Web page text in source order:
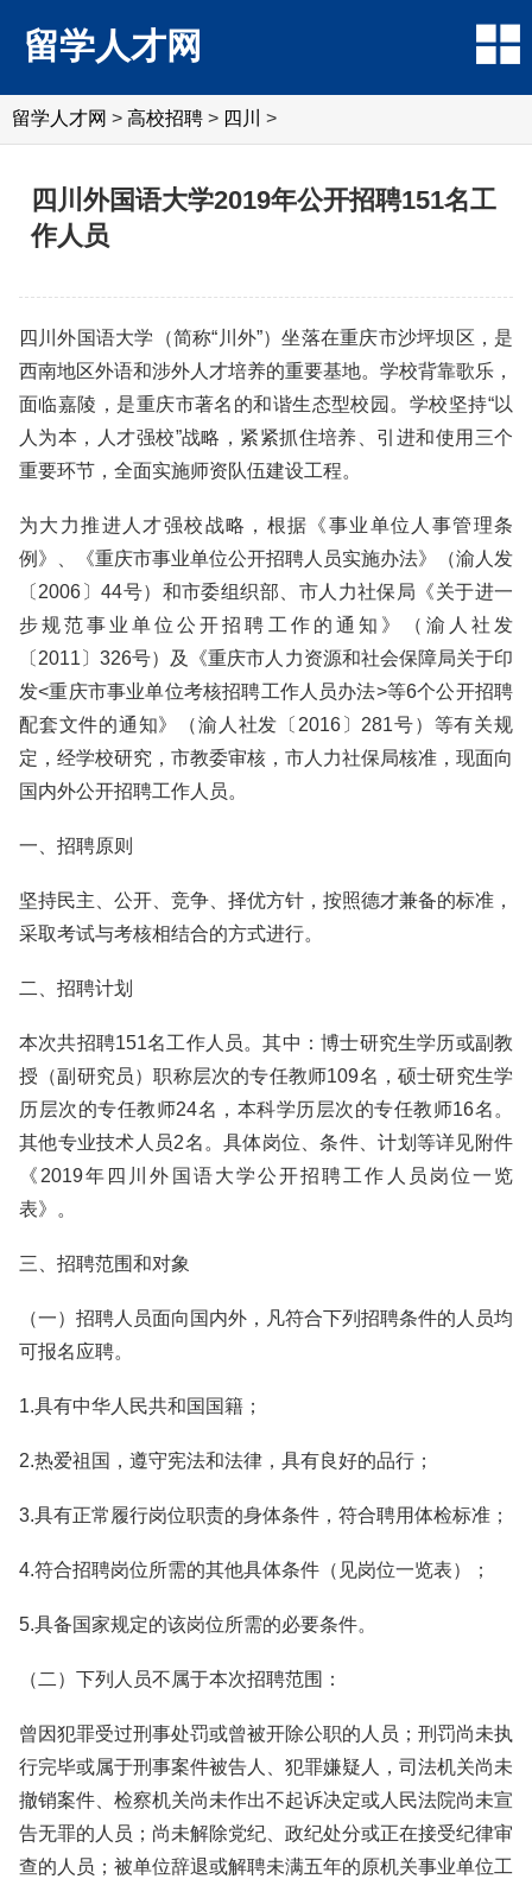
留学人才网
留学人才网 > 高校招聘 > 四川 >
四川外国语大学2019年公开招聘151名工
作人员
四川外国语大学（简称“川外”）坐落在重庆市沙坪坝区，是
西南地区外语和涉外人才培养的重要基地。学校背靠歌乐，
面临嘉陵，是重庆市著名的和谐生态型校园。学校坚持“以
人为本，人才强校”战略，紧紧抓住培养、引进和使用三个
重要环节，全面实施师资队伍建设工程。
为大力推进人才强校战略，根据《事业单位人事管理条
例》、《重庆市事业单位公开招聘人员实施办法》（渝人发
〔2006〕44号）和市委组织部、市人力社保局《关于进一
步规范事业单位公开招聘工作的通知》（渝人社发
〔2011〕326号）及《重庆市人力资源和社会保障局关于印
发<重庆市事业单位考核招聘工作人员办法>等6个公开招聘
配套文件的通知》（渝人社发〔2016〕281号）等有关规
定，经学校研究，市教委审核，市人力社保局核准，现面向
国内外公开招聘工作人员。
一、招聘原则
坚持民主、公开、竞争、择优方针，按照德才兼备的标准，
采取考试与考核相结合的方式进行。
二、招聘计划
本次共招聘151名工作人员。其中：博士研究生学历或副教
授（副研究员）职称层次的专任教师109名，硕士研究生学
历层次的专任教师24名，本科学历层次的专任教师16名。
其他专业技术人员2名。具体岗位、条件、计划等详见附件
《2019年四川外国语大学公开招聘工作人员岗位一览
表》。
三、招聘范围和对象
（一）招聘人员面向国内外，凡符合下列招聘条件的人员均
可报名应聘。
1.具有中华人民共和国国籍；
2.热爱祖国，遵守宪法和法律，具有良好的品行；
3.具有正常履行岗位职责的身体条件，符合聘用体检标准；
4.符合招聘岗位所需的其他具体条件（见岗位一览表）；
5.具备国家规定的该岗位所需的必要条件。
（二）下列人员不属于本次招聘范围：
曾因犯罪受过刑事处罚或曾被开除公职的人员；刑罚尚未执
行完毕或属于刑事案件被告人、犯罪嫌疑人，司法机关尚未
撤销案件、检察机关尚未作出不起诉决定或人民法院尚未宣
告无罪的人员；尚未解除党纪、政纪处分或正在接受纪律审
查的人员；被单位辞退或解聘未满五年的原机关事业单位工